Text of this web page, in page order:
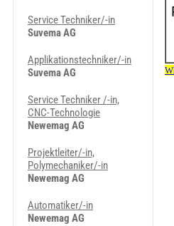
Service Techniker/-in
Suvema AG
Applikationstechniker/-in
Suvema AG
Service Techniker /-in,
CNC-Technologie
Newemag AG
Projektleiter/-in,
Polymechaniker/-in
Newemag AG
Automatiker/-in
Newemag AG